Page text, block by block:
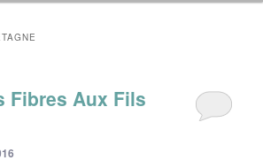
Fibres Aux Fils